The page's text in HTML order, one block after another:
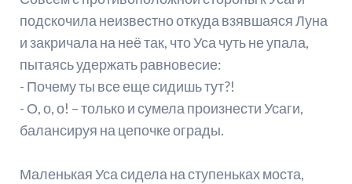
подскочила неизвестно откуда взявшаяся Луна
и закричала на неё так, что Уса чуть не упала,
пытаясь удержать равновесие:
- Почему ты все еще сидишь тут?!
- О, о, о! – только и сумела произнести Усаги,
балансируя на цепочке ограды.
Маленькая Уса сидела на ступеньках моста,